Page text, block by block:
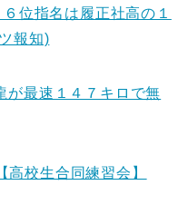
位指名は履正社高の１
報知)
が最速１４７キロで無
校生合同練習会】